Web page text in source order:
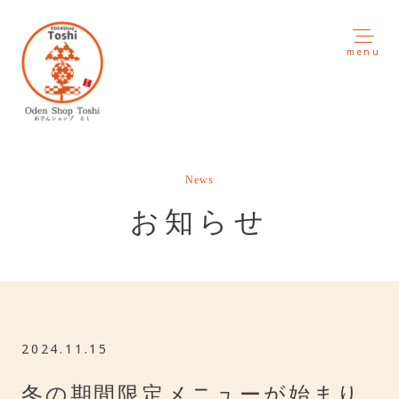
menu
News
お知らせ
2024.11.15